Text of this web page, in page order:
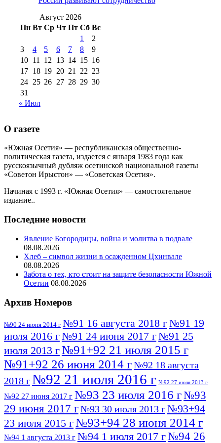
2017 г(9)
№99 4 августа
2016 г(12) №99 8 июля 2014 г
августа 2012 г(11)
августа 2013 г
(12)
Август 2026
Пн Вт Ср Чт Пт Сб Вс
1
2
3
4 5 6 7 8
9
10 11 12 13 14 15 16
17 18 19 20 21 22 23
24 25 26 27 28 29 30
31
« Июл
О газете
«Южная Осетия» — республиканская общественно-
политическая газета, издается с января 1983 года как
русскоязычный дубляж осетинской национальной газеты
«Советон Ирыстон» — «Советская Осетия».
Начиная с 1993 г. «Южная Осетия» — самостоятельное
издание..
Последние новости
Явление Богородицы, война и молитва в подвале
08.08.2026
Хлеб – символ жизни в осажденном Цхинвале
08.08.2026
Забота о тех, кто стоит на защите безопасности Южной
Осетии 08.08.2026
Архив Номеров
№90 24 июня 2014 г №91 16 августа 2018 г№91 19
июля 2016 г№91 24 июня 2017 г№91 25
июля 2013 г№91+92 21 июля 2015 г
№91+92 26 июня 2014 г№92 18 августа
2018 г№92 21 июля 2016 г №92 27 июля 2013 г
№92 27 июня 2017 г №93 23 июля 2016 г№93
29 июня 2017 г№93 30 июля 2013 г№93+94
23 июля 2015 г№93+94 28 июня 2014 г
№94 1 августа 2013 г №94 1 июля 2017 г№94 26